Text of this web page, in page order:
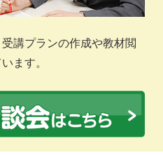
講プランの作成や教材閲
ます。